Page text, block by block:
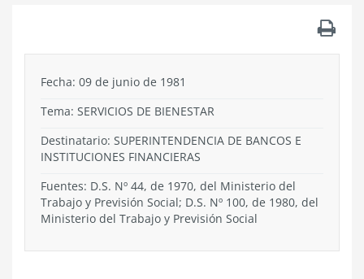
Fecha: 09 de junio de 1981
Tema: SERVICIOS DE BIENESTAR
Destinatario: SUPERINTENDENCIA DE BANCOS E
INSTITUCIONES FINANCIERAS
Fuentes: D.S. Nº 44, de 1970, del Ministerio del
Trabajo y Previsión Social; D.S. Nº 100, de 1980, del
Ministerio del Trabajo y Previsión Social